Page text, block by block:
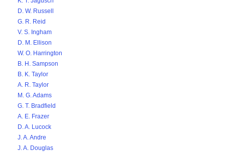
D. W. Russell
G. R. Reid
V. S. Ingham
D. M. Ellison
W. O. Harrington
B. H. Sampson
B. K. Taylor
A. R. Taylor
M. G. Adams
G. T. Bradfield
A. E. Frazer
D. A. Lucock
J. A. Andre
J. A. Douglas